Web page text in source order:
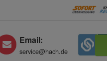
Email:
service@hach.de